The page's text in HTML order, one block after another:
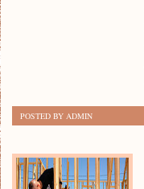
POSTED BY ADMIN